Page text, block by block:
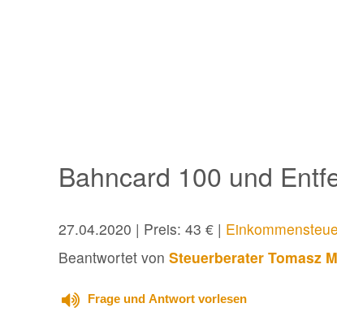
Bahncard 100 und
27.04.2020 | Preis: 43 € |
Beantwortet von Steuerberater Tomasz
Frage und Antwort vorlesen